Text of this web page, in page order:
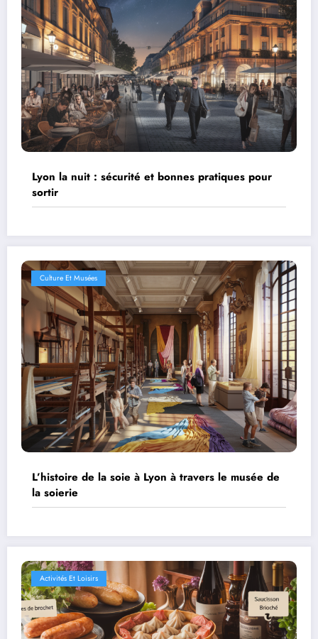
Lyon la nuit : sécurité et bonnes pratiques pour
sortir
Culture Et Musées
L’histoire de la soie à Lyon à travers le musée de
la soierie
Activités Et Loisirs